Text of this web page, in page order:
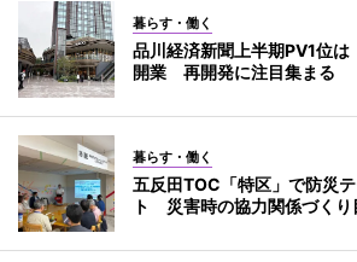
暮らす・働く
品川経済新聞上半期PV1位は
開業 再開発に注目集まる
暮らす・働く
五反田TOC「特区」で防災
ト 災害時の協力関係づくり